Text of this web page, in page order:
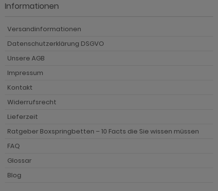
Informationen
Versandinformationen
Datenschutzerklärung DSGVO
Unsere AGB
Impressum
Kontakt
Widerrufsrecht
Lieferzeit
Ratgeber Boxspringbetten – 10 Facts die Sie wissen müssen
FAQ
Glossar
Blog